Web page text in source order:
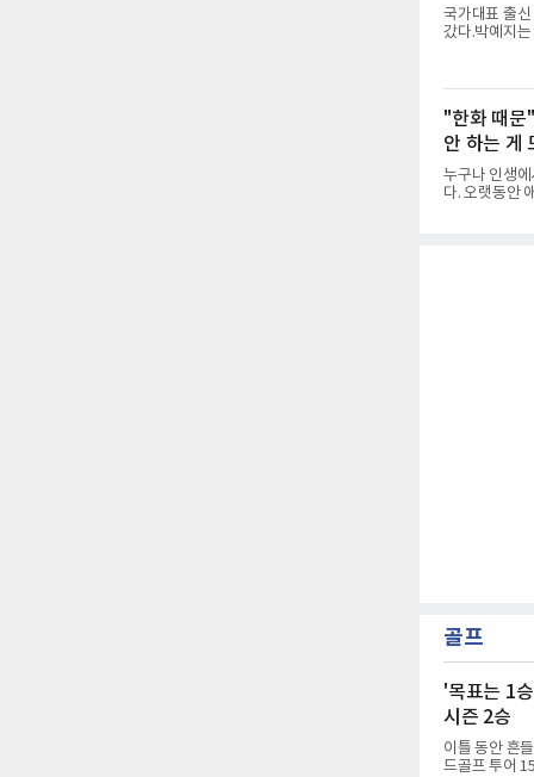
의 근육 기억
형은 수백, 수
국가대표 출
갔다.박예지
조트 역시 전
역 특성상 습
매섭고 뜨거
“날씨가 덥고
"한화 때문
안 하는 게
누구나 인생
다. 오랫동안
골프
'목표는 1
시즌 2승
이틀 동안 흔
드골프 투어